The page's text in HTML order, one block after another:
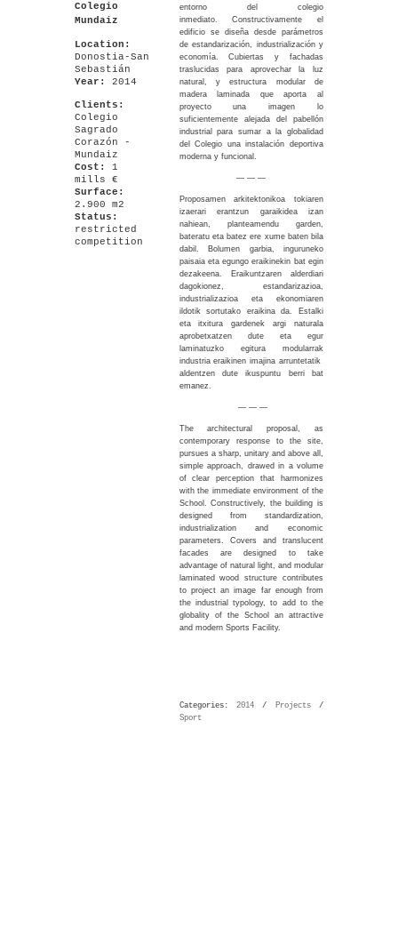
entorno del colegio
inmediato. Constructivamente el
edificio se diseña desde parámetros
de estandarización, industrialización y
economía. Cubiertas y fachadas
traslucidas para aprovechar la luz
natural, y estructura modular de
madera laminada que aporta al
proyecto una imagen lo
suficientemente alejada del pabellón
industrial para sumar a la globalidad
del Colegio una instalación deportiva
moderna y funcional.
— — —
Proposamen arkitektonikoa tokiaren
izaerari erantzun garaikidea izan
nahiean, planteamendu garden,
bateratu eta batez ere xume baten bila
dabil. Bolumen garbia, inguruneko
paisaia eta egungo eraikinekin bat egin
dezakeena. Eraikuntzaren alderdiari
dagokionez, estandarizazioa,
industrializazioa eta ekonomiaren
ildotik sortutako eraikina da. Estalki
eta itxitura gardenek argi naturala
aprobetxatzen dute eta egur
laminatuzko egitura modularrak
industria eraikinen imajina arruntetatik
aldentzen dute ikuspuntu berri bat
emanez.
— — —
The architectural proposal, as
contemporary response to the site,
pursues a sharp, unitary and above all,
simple approach, drawed in a volume
of clear perception that harmonizes
with the immediate environment of the
School. Constructively, the building is
designed from standardization,
industrialization and economic
parameters. Covers and translucent
facades are designed to take
advantage of natural light, and modular
laminated wood structure contributes
to project an image far enough from
the industrial typology, to add to the
globality of the School an attractive
and modern Sports Facility.
Categories: 2014/ Projects/
Sport
Colegio
Mundaiz
Location:
Donostia-San
Sebastián
Year: 2014
Clients:
Colegio
Sagrado
Corazón -
Mundaiz
Cost: 1
mills €
Surface:
2.900 m2
Status:
restricted
competition